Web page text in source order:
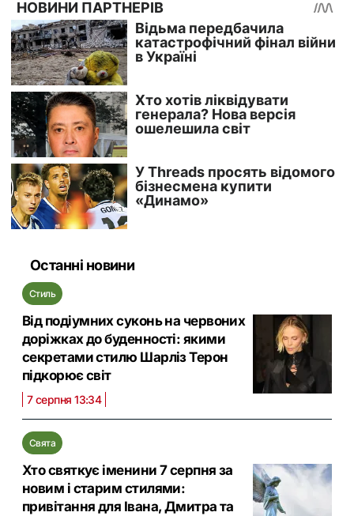
Останні новини
Стиль
Від подіумних суконь на червоних
доріжках до буденності: якими
секретами стилю Шарліз Терон
підкорює світ
7 серпня 13:34
Свята
Хто святкує іменини 7 серпня за
новим і старим стилями:
привітання для Івана, Дмитра та